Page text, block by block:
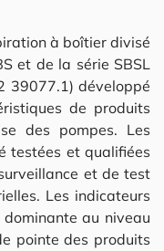
à boîtier divisé
et de la série SBSL
39077.1) développé
de produits
des pompes. Les
testées et qualifiées
et de test
Les indicateurs
au niveau
pointe des produits